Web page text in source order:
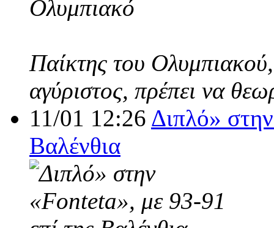
Παίκτης του
αγύριστος, πρέπει να
11/01 12:26 Διπλό»
Βαλένθια